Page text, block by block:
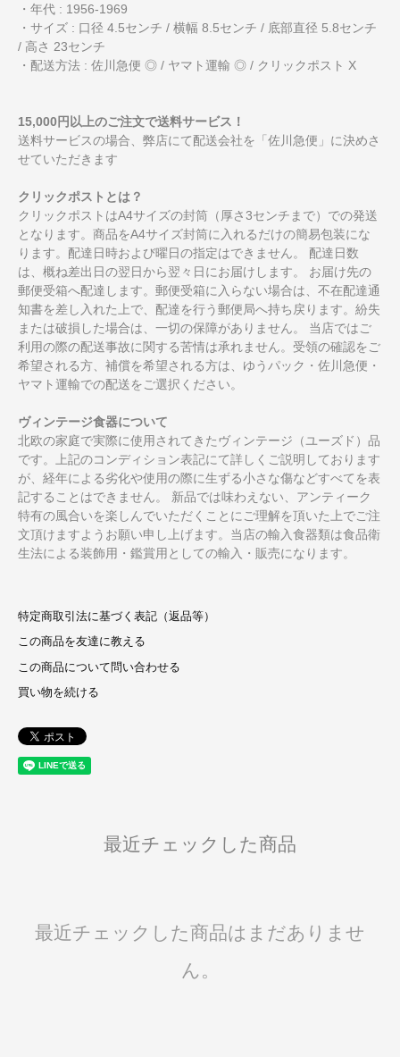
・年代 : 1956-1969
・サイズ : 口径 4.5センチ / 横幅 8.5センチ / 底部直径 5.8センチ
/ 高さ 23センチ
・配送方法 : 佐川急便 ◎ / ヤマト運輸 ◎ / クリックポスト X
15,000円以上のご注文で送料サービス！
送料サービスの場合、弊店にて配送会社を「佐川急便」に決めさ
せていただきます
クリックポストとは？
クリックポストはA4サイズの封筒（厚さ3センチまで）での発送
となります。商品をA4サイズ封筒に入れるだけの簡易包装にな
ります。配達日時および曜日の指定はできません。 配達日数
は、概ね差出日の翌日から翌々日にお届けします。 お届け先の
郵便受箱へ配達します。郵便受箱に入らない場合は、不在配達通
知書を差し入れた上で、配達を行う郵便局へ持ち戻ります。紛失
または破損した場合は、一切の保障がありません。 当店ではご
利用の際の配送事故に関する苦情は承れません。受領の確認をご
希望される方、補償を希望される方は、ゆうパック・佐川急便・
ヤマト運輸での配送をご選択ください。
ヴィンテージ食器について
北欧の家庭で実際に使用されてきたヴィンテージ（ユーズド）品
です。上記のコンディション表記にて詳しくご説明しております
が、経年による劣化や使用の際に生ずる小さな傷などすべてを表
記することはできません。 新品では味わえない、アンティーク
特有の風合いを楽しんでいただくことにご理解を頂いた上でご注
文頂けますようお願い申し上げます。当店の輸入食器類は食品衛
生法による装飾用・鑑賞用としての輸入・販売になります。
特定商取引法に基づく表記（返品等）
この商品を友達に教える
この商品について問い合わせる
買い物を続ける
最近チェックした商品
最近チェックした商品はまだありませ
ん。